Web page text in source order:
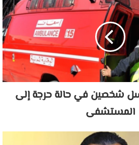
شخصين في حالة حرجة إلى
المستشفى